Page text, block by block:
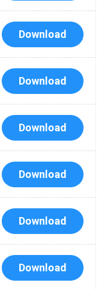
Download
Download
Download
Download
Download
Download